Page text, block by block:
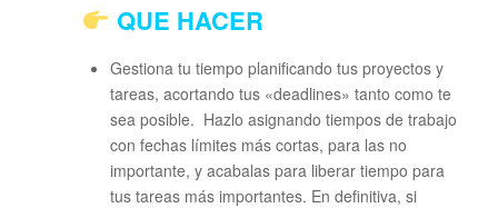
QUE HACER
Gestiona tu tiempo planificando tus proyectos y
tareas, acortando tus «deadlines» tanto como te
sea posible. Hazlo asignando tiempos de trabajo
con fechas límites más cortas, para las no
importante, y acabalas para liberar tiempo para
tus tareas más importantes. En definitiva, si